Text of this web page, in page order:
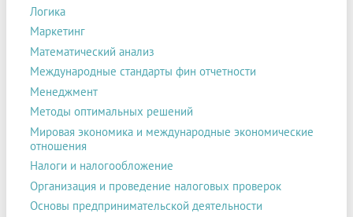
Логика
Маркетинг
Математический анализ
Международные стандарты фин отчетности
Менеджмент
Методы оптимальных решений
Мировая экономика и международные экономические
отношения
Налоги и налогообложение
Организация и проведение налоговых проверок
Основы предпринимательской деятельности